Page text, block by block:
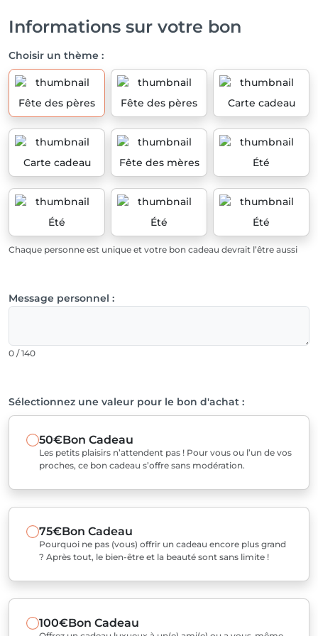
Informations sur votre bon
Choisir un thème :
Fête des pères Fête des pères Carte cadeau
Carte cadeau Fête des mères Été
Été Été Été
Chaque personne est unique et votre bon cadeau devrait l’être aussi
Message personnel :
0 / 140
Sélectionnez une valeur pour le bon d'achat :
50€Bon Cadeau
Les petits plaisirs n’attendent pas ! Pour vous ou l’un de vos
proches, ce bon cadeau s’offre sans modération.
75€Bon Cadeau
Pourquoi ne pas (vous) offrir un cadeau encore plus grand
? Après tout, le bien-être et la beauté sont sans limite !
100€Bon Cadeau